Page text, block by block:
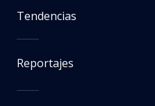
Tendencias
Reportajes